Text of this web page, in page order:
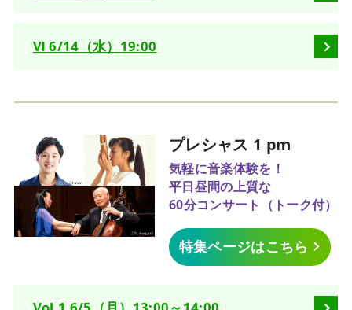
Ⅵ 6/14（水）19:00
プレシャス 1 pm
気軽に音楽体験を！
平日昼間の上質な
60分コンサート（トーク付）
特集ページはこちら